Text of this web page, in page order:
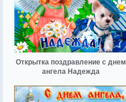
Открытка поздравление с днем
ангела Надежда